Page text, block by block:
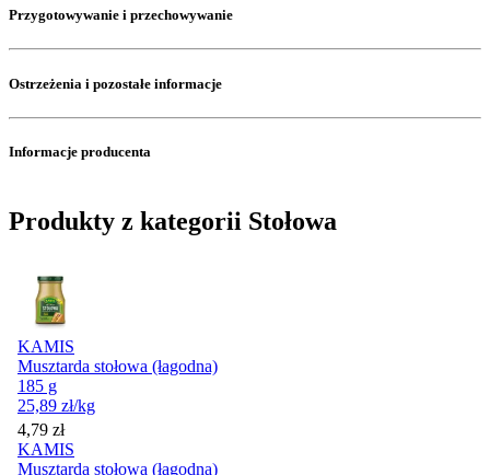
Przygotowywanie i przechowywanie
Ostrzeżenia i pozostałe informacje
Informacje producenta
Produkty z kategorii Stołowa
KAMIS
Musztarda stołowa (łagodna)
185 g
25,89 zł/kg
Cena
4,79 zł
KAMIS
Musztarda stołowa (łagodna)